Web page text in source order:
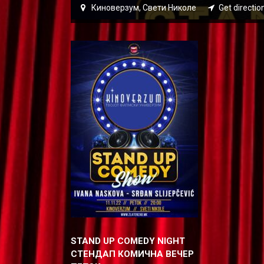
Киноверзум, Свети Николе
Get
STAND UP COMEDY NIGHT
СТЕНДАП КОМИЧНА ВЕЧЕР